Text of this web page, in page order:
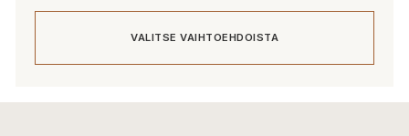
135,00 €
VALITSE VAIHTOEHDOISTA